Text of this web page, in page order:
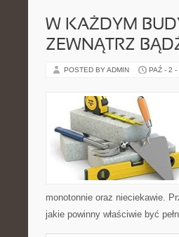
W KAŻDYM
ZEWNĄTRZ
POSTED BY ADMIN PAŹ - 2 -
monotonnie oraz nieciekawie.
jakie powinny właściwie być